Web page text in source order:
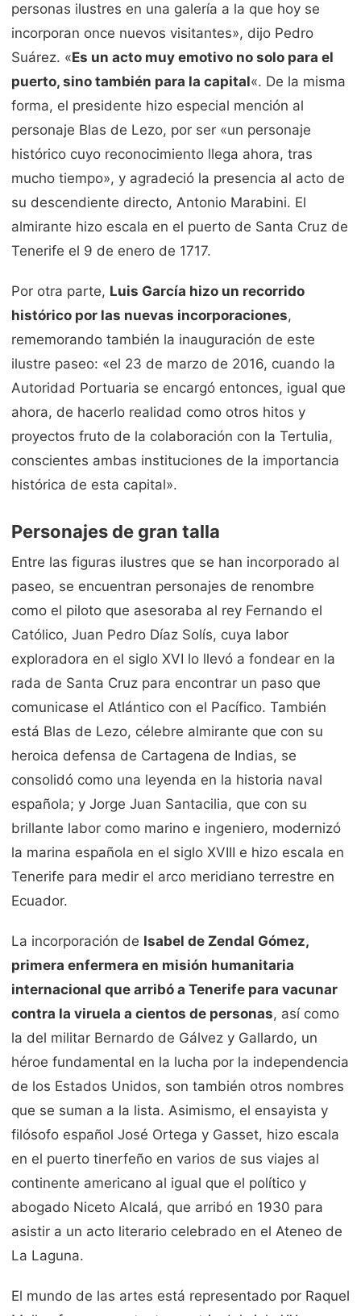
personas ilustres en una galería a la que hoy se
incorporan once nuevos visitantes», dijo Pedro
Suárez. «Es un acto muy emotivo no solo para el
puerto, sino también para la capital«. De la misma
forma, el presidente hizo especial mención al
personaje Blas de Lezo, por ser «un personaje
histórico cuyo reconocimiento llega ahora, tras
mucho tiempo», y agradeció la presencia al acto de
su descendiente directo, Antonio Marabini. El
almirante hizo escala en el puerto de Santa Cruz de
Tenerife el 9 de enero de 1717.
Por otra parte, Luis García hizo un recorrido
histórico por las nuevas incorporaciones,
rememorando también la inauguración de este
ilustre paseo: «el 23 de marzo de 2016, cuando la
Autoridad Portuaria se encargó entonces, igual que
ahora, de hacerlo realidad como otros hitos y
proyectos fruto de la colaboración con la Tertulia,
conscientes ambas instituciones de la importancia
histórica de esta capital».
Personajes de gran talla
Entre las figuras ilustres que se han incorporado al
paseo, se encuentran personajes de renombre
como el piloto que asesoraba al rey Fernando el
Católico, Juan Pedro Díaz Solís, cuya labor
exploradora en el siglo XVI lo llevó a fondear en la
rada de Santa Cruz para encontrar un paso que
comunicase el Atlántico con el Pacífico. También
está Blas de Lezo, célebre almirante que con su
heroica defensa de Cartagena de Indias, se
consolidó como una leyenda en la historia naval
española; y Jorge Juan Santacilia, que con su
brillante labor como marino e ingeniero, modernizó
la marina española en el siglo XVIII e hizo escala en
Tenerife para medir el arco meridiano terrestre en
Ecuador.
La incorporación de Isabel de Zendal Gómez,
primera enfermera en misión humanitaria
internacional que arribó a Tenerife para vacunar
contra la viruela a cientos de personas, así como
la del militar Bernardo de Gálvez y Gallardo, un
héroe fundamental en la lucha por la independencia
de los Estados Unidos, son también otros nombres
que se suman a la lista. Asimismo, el ensayista y
filósofo español José Ortega y Gasset, hizo escala
en el puerto tinerfeño en varios de sus viajes al
continente americano al igual que el político y
abogado Niceto Alcalá, que arribó en 1930 para
asistir a un acto literario celebrado en el Ateneo de
La Laguna.
El mundo de las artes está representado por Raquel